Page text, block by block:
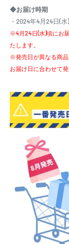
◆お届け時期
・2024年4月24日(
※4月24日(水)頃にお
たします。
※発売日が異なる商
お届け日に合わせて